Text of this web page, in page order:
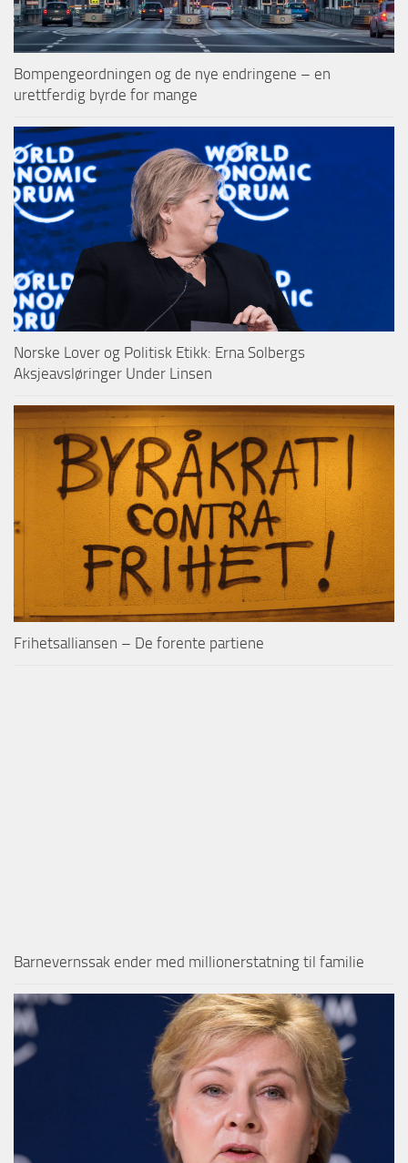
Bompengeordningen og de nye endringene – en
urettferdig byrde for mange
Norske Lover og Politisk Etikk: Erna Solbergs
Aksjeavsløringer Under Linsen
Frihetsalliansen – De forente partiene
Barnevernssak ender med millionerstatning til familie